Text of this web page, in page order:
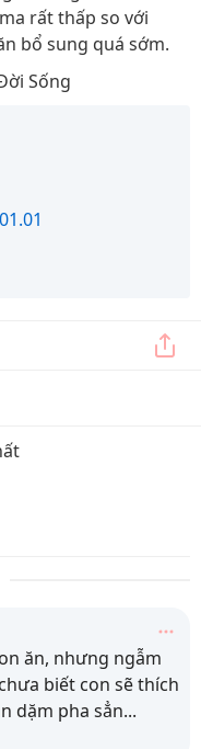
rất thấp so với
bổ sung quá sớm.
Sống
ăn, nhưng ngẫm
biết con sẽ thích
dặm pha sẳn...